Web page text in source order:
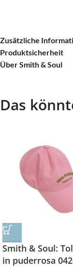
Zusätzliche
Produktsicherheit
Über Smith & Soul
Das
Smith & Soul:
in puderrosa